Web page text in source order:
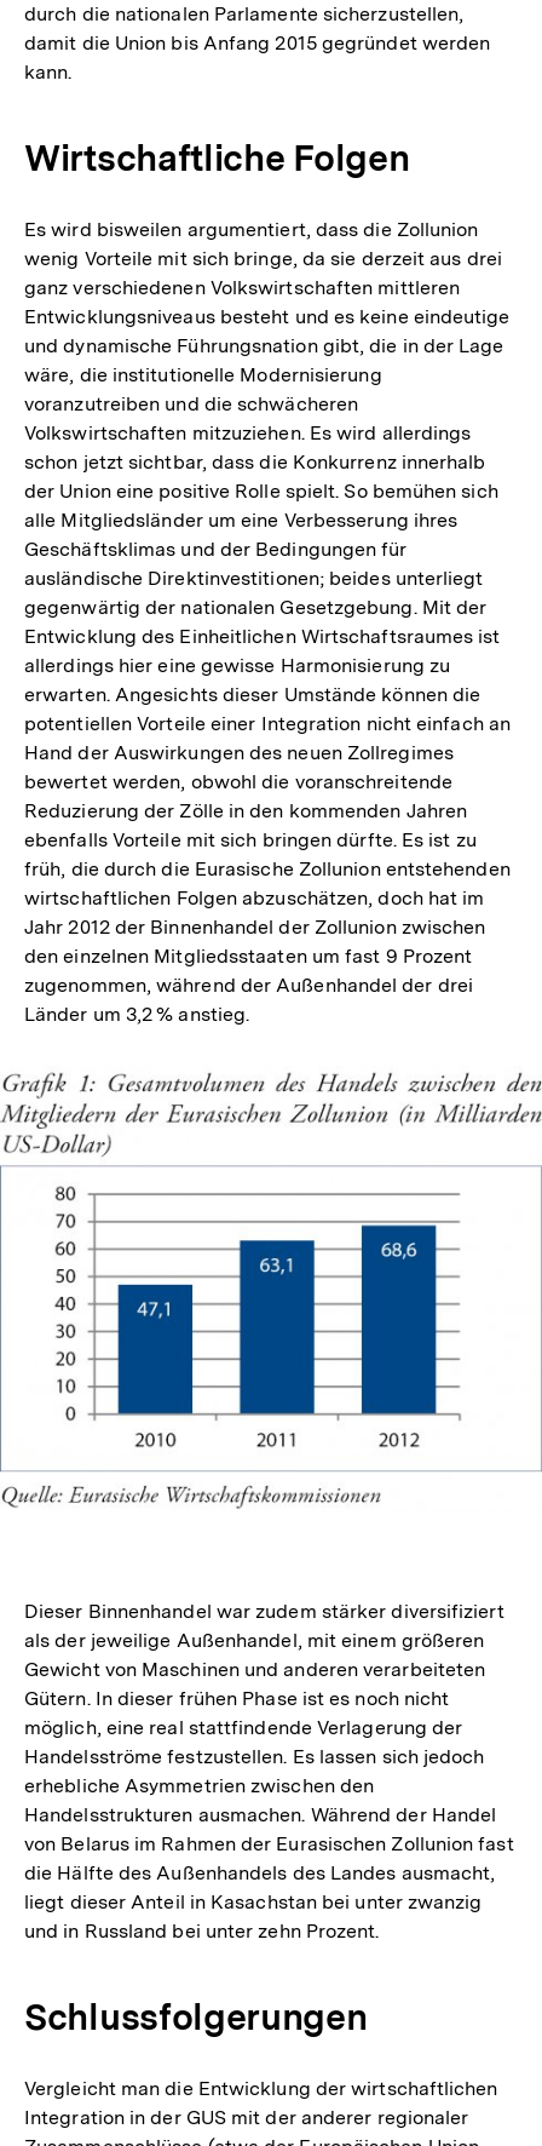
durch die nationalen Parlamente sicherzustellen,
damit die Union bis Anfang 2015 gegründet werden
kann.
Wirtschaftliche Folgen
Es wird bisweilen argumentiert, dass die Zollunion
wenig Vorteile mit sich bringe, da sie derzeit aus drei
ganz verschiedenen Volkswirtschaften mittleren
Entwicklungsniveaus besteht und es keine eindeutige
und dynamische Führungsnation gibt, die in der Lage
wäre, die institutionelle Modernisierung
voranzutreiben und die schwächeren
Volkswirtschaften mitzuziehen. Es wird allerdings
schon jetzt sichtbar, dass die Konkurrenz innerhalb
der Union eine positive Rolle spielt. So bemühen sich
alle Mitgliedsländer um eine Verbesserung ihres
Geschäftsklimas und der Bedingungen für
ausländische Direktinvestitionen; beides unterliegt
gegenwärtig der nationalen Gesetzgebung. Mit der
Entwicklung des Einheitlichen Wirtschaftsraumes ist
allerdings hier eine gewisse Harmonisierung zu
erwarten. Angesichts dieser Umstände können die
potentiellen Vorteile einer Integration nicht einfach an
Hand der Auswirkungen des neuen Zollregimes
bewertet werden, obwohl die voranschreitende
Reduzierung der Zölle in den kommenden Jahren
ebenfalls Vorteile mit sich bringen dürfte. Es ist zu
früh, die durch die Eurasische Zollunion entstehenden
wirtschaftlichen Folgen abzuschätzen, doch hat im
Jahr 2012 der Binnenhandel der Zollunion zwischen
den einzelnen Mitgliedsstaaten um fast 9 Prozent
zugenommen, während der Außenhandel der drei
Länder um 3,2 % anstieg.
Dieser Binnenhandel war zudem stärker diversifiziert
als der jeweilige Außenhandel, mit einem größeren
Gewicht von Maschinen und anderen verarbeiteten
Gütern. In dieser frühen Phase ist es noch nicht
möglich, eine real stattfindende Verlagerung der
Handelsströme festzustellen. Es lassen sich jedoch
erhebliche Asymmetrien zwischen den
Handelsstrukturen ausmachen. Während der Handel
von Belarus im Rahmen der Eurasischen Zollunion fast
die Hälfte des Außenhandels des Landes ausmacht,
liegt dieser Anteil in Kasachstan bei unter zwanzig
und in Russland bei unter zehn Prozent.
Schlussfolgerungen
Vergleicht man die Entwicklung der wirtschaftlichen
Integration in der GUS mit der anderer regionaler